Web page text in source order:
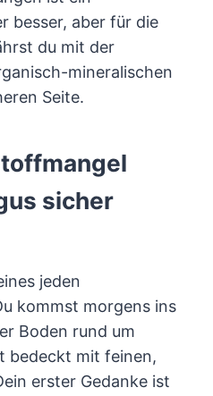
besser, aber für die
du mit der
mineralischen
Seite.
sicher
jeden
kommst morgens ins
Boden rund um
bedeckt mit feinen,
erster Gedanke ist